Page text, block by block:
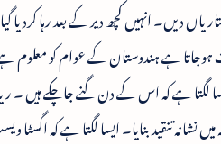
دیں۔ انہیں کچھ دیر کے بعد رہا کردیا
ہوجاتا ہے ہندوستان کے عوام کو معلوم
ہے کہ اس کے دن گنے جاچکے ہیں ۔
تنقیدبنایا۔ ایسا لگتا ہے کہ اگسٹا